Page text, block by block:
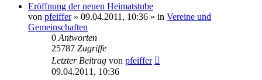
Eröffnung der neuen Heimatstube
von pfeiffer» 09.04.2011, 10:36 » in Vereine und
Gemeinschaften
0 Antworten
25787 Zugriffe
Letzter Beitrag von pfeiffer
09.04.2011, 10:36